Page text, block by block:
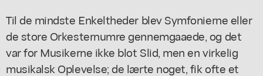
Til de mindste Enkeltheder blev Symfonierne eller
de store Orkesternumre gennemgaaede, og det
var for Musikerne ikke blot Slid, men en virkelig
musikalsk Oplevelse; de lærte noget, fik ofte et